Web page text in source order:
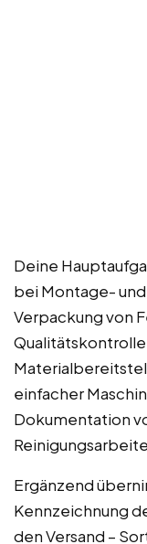
Deine
bei Montage-
Verpackung von
einfacher
Dokumentation
Ergänzend
Kennzeichnung
den Versand –